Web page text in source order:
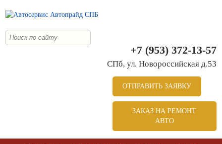
+7 (953) 372-13-57
СПб, ул. Новоросcийская д.53
ОТПРАВИТЬ ЗАЯВКУ
ЗАКАЗ НА РЕМОНТ
АВТО